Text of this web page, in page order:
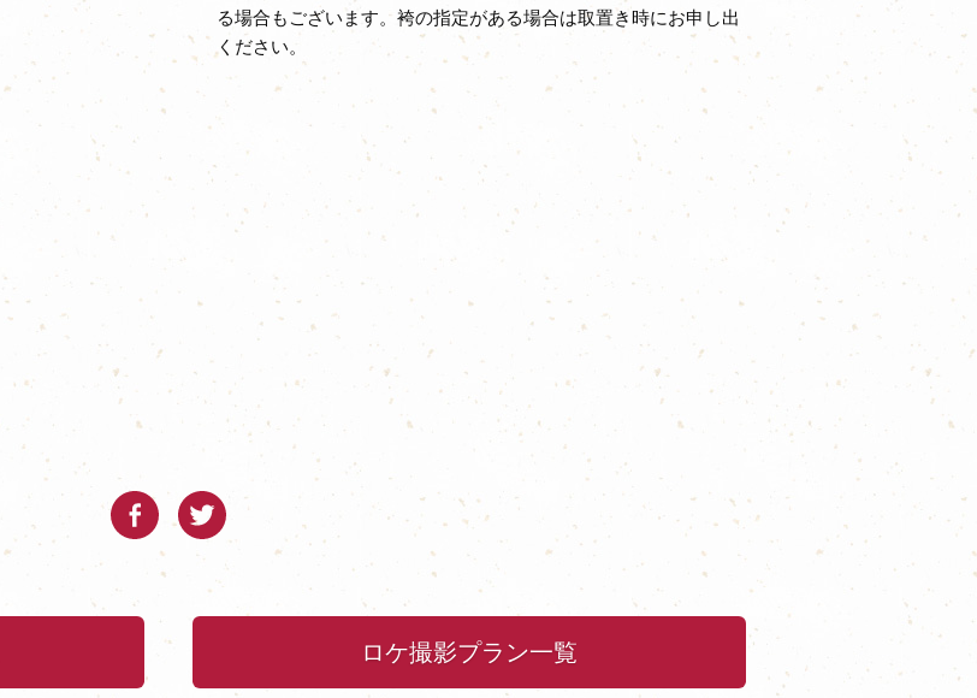
る場合もございます。袴の指定がある場合は取置き時にお申し出
ください。
ロケ撮影プラン一覧